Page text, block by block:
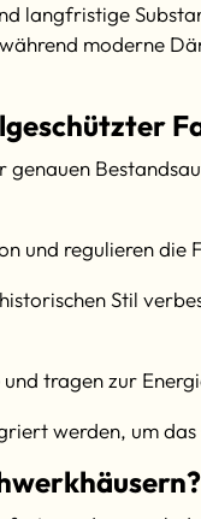
langfristige
moderne
und regulieren die
Stil
tragen zur
werden, um